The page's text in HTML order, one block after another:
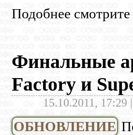
Подобнее
Финальные
Factory и
15.10.2011, 17:29
ОБНОВЛЕНИЕ